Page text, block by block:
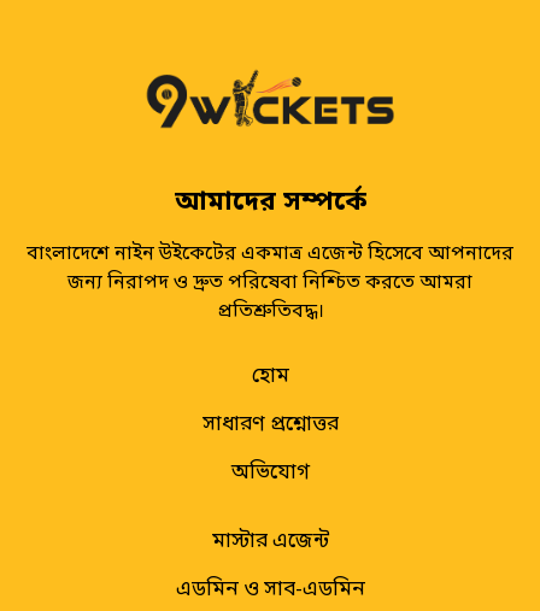
আমাদের সম্পর্কে
বাংলাদেশে নাইন উইকেটের একমাত্র এজেন্ট হিসেবে আপনাদের
জন্য নিরাপদ ও দ্রুত পরিষেবা নিশ্চিত করতে আমরা
প্রতিশ্রুতিবদ্ধ।
হোম
সাধারণ প্রশ্নোত্তর
অভিযোগ
মাস্টার এজেন্ট
এডমিন ও সাব-এডমিন